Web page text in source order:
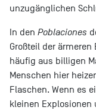
unzugänglichen
In den Poblaciones
Großteil der
häufig aus billigen
Menschen hier
Flaschen. Wenn es
kleinen Explosionen